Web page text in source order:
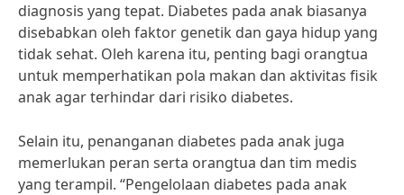
diagnosis yang tepat. Diabetes pada anak biasanya
disebabkan oleh faktor genetik dan gaya hidup yang
tidak sehat. Oleh karena itu, penting bagi orangtua
untuk memperhatikan pola makan dan aktivitas fisik
anak agar terhindar dari risiko diabetes.
Selain itu, penanganan diabetes pada anak juga
memerlukan peran serta orangtua dan tim medis
yang terampil. “Pengelolaan diabetes pada anak